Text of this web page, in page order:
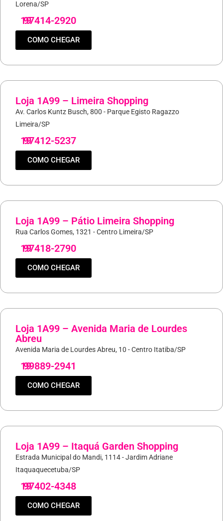
Lorena/SP
19
97414-2920
COMO CHEGAR
Loja 1A99 – Limeira Shopping
Av. Carlos Kuntz Busch, 800 - Parque Egisto Ragazzo
Limeira/SP
19
97412-5237
COMO CHEGAR
Loja 1A99 – Pátio Limeira Shopping
Rua Carlos Gomes, 1321 - Centro Limeira/SP
19
97418-2790
COMO CHEGAR
Loja 1A99 – Avenida Maria de Lourdes
Abreu
Avenida Maria de Lourdes Abreu, 10 - Centro Itatiba/SP
19
99889-2941
COMO CHEGAR
Loja 1A99 – Itaquá Garden Shopping
Estrada Municipal do Mandi, 1114 - Jardim Adriane
Itaquaquecetuba/SP
19
97402-4348
COMO CHEGAR